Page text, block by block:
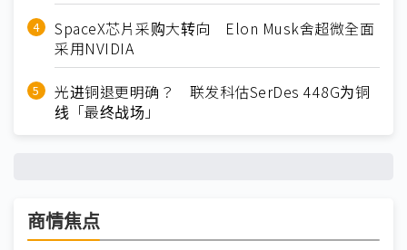
SpaceX芯片采购大转向 Elon Musk舍超微全面
采用NVIDIA
光进铜退更明确？ 联发科估SerDes 448G为铜
线「最终战场」
商情焦点